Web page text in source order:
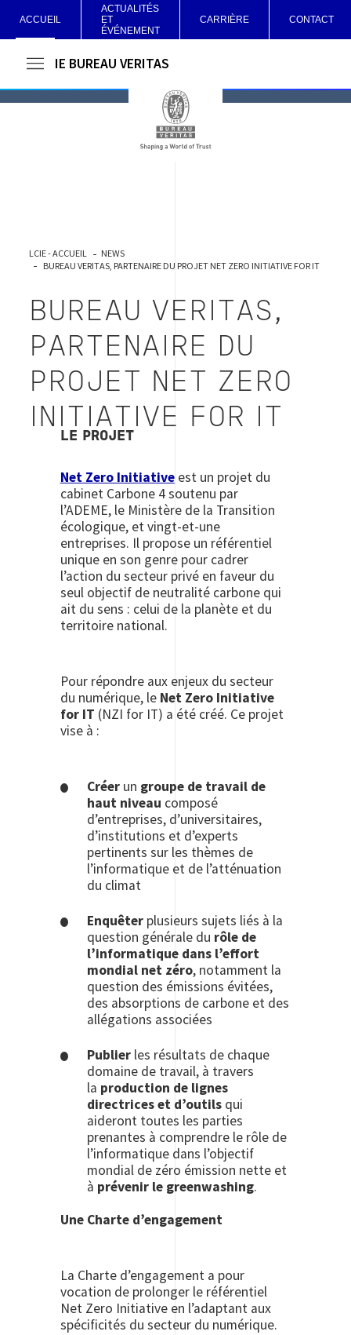
ACCUEIL
ACTUALITÉS
ET
ÉVÉNEMENT
CARRIÈRE CONTACT
LCIE BUREAU VERITAS
LCIE - ACCUEIL
NEWS
BUREAU VERITAS, PARTENAIRE DU PROJET NET ZERO INITIATIVE FOR IT
BUREAU VERITAS,
PARTENAIRE DU
PROJET NET ZERO
INITIATIVE FOR IT
LE PROJET
Net Zero Initiative est un projet du
cabinet Carbone 4 soutenu par
l’ADEME, le Ministère de la Transition
écologique, et vingt-et-une
entreprises. Il propose un référentiel
unique en son genre pour cadrer
l’action du secteur privé en faveur du
seul objectif de neutralité carbone qui
ait du sens : celui de la planète et du
territoire national.
Pour répondre aux enjeux du secteur
du numérique, le Net Zero Initiative
for IT (NZI for IT) a été créé. Ce projet
vise à :
Créerun groupe de travail de
haut niveau composé
d’entreprises, d’universitaires,
d’institutions et d’experts
pertinents sur les thèmes de
l’informatique et de l’atténuation
du climat
Enquêter plusieurs sujets liés à la
question générale du rôle de
l’informatique dans l’effort
mondial net zéro, notamment la
question des émissions évitées,
des absorptions de carbone et des
allégations associées
Publierles résultats de chaque
domaine de travail, à travers
la production de lignes
directrices et d’outilsqui
aideront toutes les parties
prenantes à comprendre le rôle de
l’informatique dans l’objectif
mondial de zéro émission nette et
à prévenir le greenwashing.
Une Charte d’engagement
La Charte d’engagement a pour
vocation de prolonger le référentiel
Net Zero Initiative en l’adaptant aux
spécificités du secteur du numérique.